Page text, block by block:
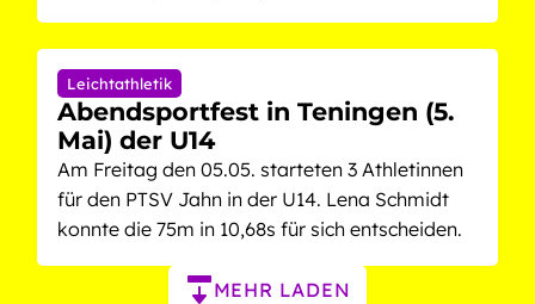
Leichtathletik
Abendsportfest in Teningen (5.
Mai) der U14
Am Freitag den 05.05. starteten 3 Athletinnen
für den PTSV Jahn in der U14. Lena Schmidt
konnte die 75m in 10,68s für sich entscheiden.
Paginierung
MEHR LADEN